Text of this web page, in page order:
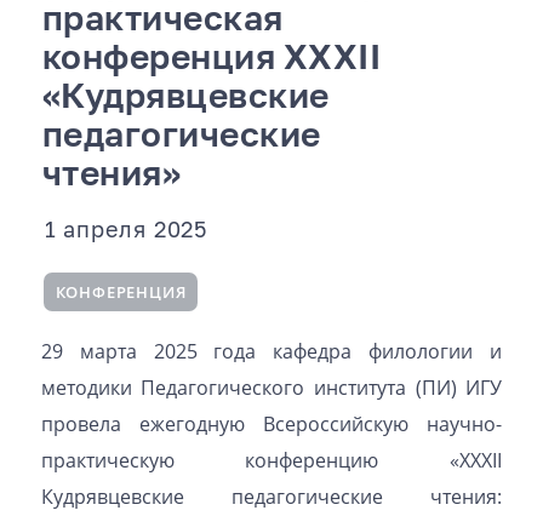
практическая
конференция XXXII
«Кудрявцевcкие
педагогические
чтения»
1 апреля 2025
КОНФЕРЕНЦИЯ
29 марта 2025 года кафедра филологии и
методики Педагогического института (ПИ) ИГУ
провела ежегодную Всероссийскую научно-
практическую конференцию «XXXII
Кудрявцевcкие педагогические чтения: